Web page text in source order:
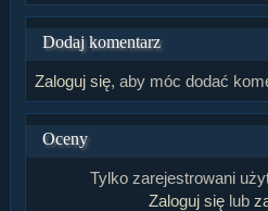
Dodaj komentarz
Zaloguj się, aby móc dodać
Oceny
Tylko zarejestrowani
Zaloguj się lub